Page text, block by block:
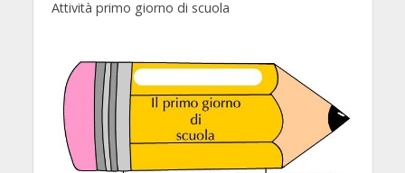
Attività primo giorno di scuola